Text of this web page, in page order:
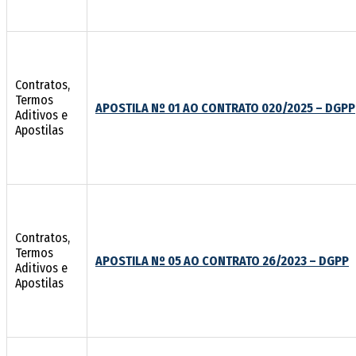
Contratos,
Termos
Aditivos e
Apostilas
APOSTILA Nº 01 AO CONTRATO 020/2025 – DGPP
Contratos,
Termos
Aditivos e
Apostilas
APOSTILA Nº 05 AO CONTRATO 26/2023 – DGPP